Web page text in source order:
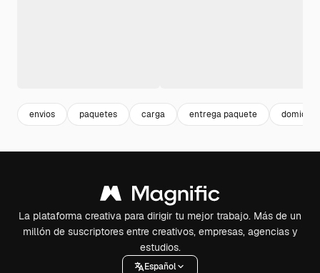
envios paquetes carga entrega paquete domicilio
La plataforma creativa para dirigir tu mejor trabajo. Más de un
millón de suscriptores entre creativos, empresas, agencias y
estudios.
Español